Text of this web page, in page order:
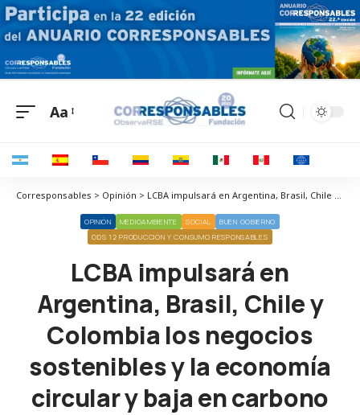
Aa
Corresponsables > Opinión > LCBA impulsará en Argentina, Brasil, Chile y Colombia los negocios sostenibles y la economía circular y baja en carbono
OPINIÓN MEDIOAMBIENTE SOCIAL
BUEN GOBIERNO
ODS 12 PRODUCCIÓN Y CONSUMO RESPONSABLES
LCBA impulsará en
Argentina, Brasil, Chile y
Colombia los negocios
sostenibles y la economía
circular y baja en carbono